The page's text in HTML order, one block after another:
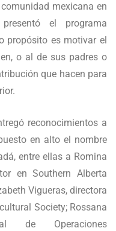
mexicana en
el programa
propósito es motivar el
o al de sus padres o
que hacen para
reconocimientos a
en alto el nombre
entre ellas a Romina
en Southern Alberta
Vigueras, directora
Society; Rossana
de Operaciones